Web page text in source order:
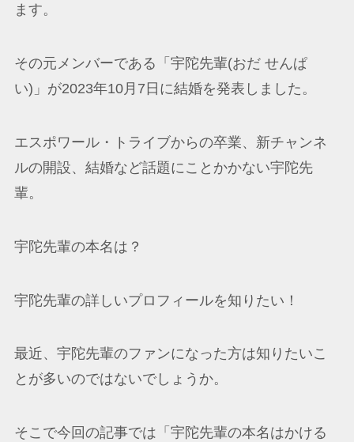
ます。
その元メンバーである「宇陀先輩(おだ せんぱ
い)」が2023年10月7日に結婚を発表しました。
エスポワール・トライブからの卒業、新チャンネ
ルの開設、結婚など話題にことかかない宇陀先
輩。
宇陀先輩の本名は？
宇陀先輩の詳しいプロフィールを知りたい！
最近、宇陀先輩のファンになった方は知りたいこ
とが多いのではないでしょうか。
そこで今回の記事では「宇陀先輩の本名はかける